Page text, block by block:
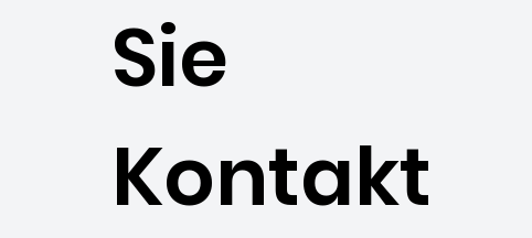
Sie
Kontakt